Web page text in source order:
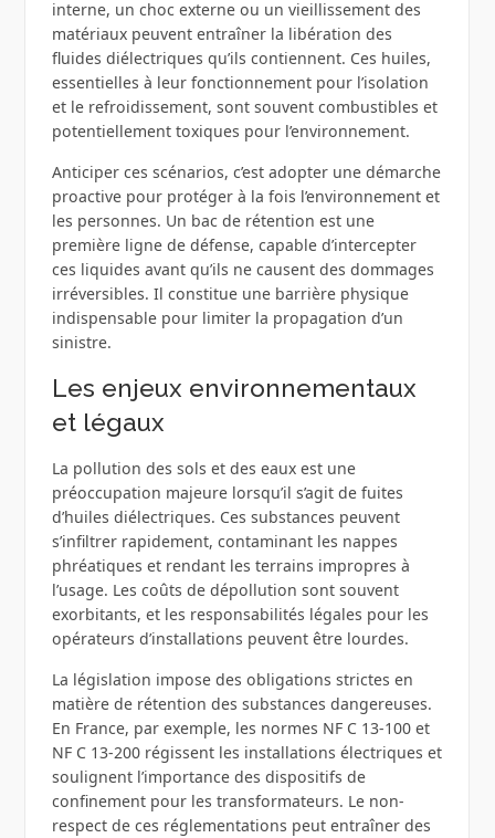
interne, un choc externe ou un vieillissement des
matériaux peuvent entraîner la libération des
fluides diélectriques qu’ils contiennent. Ces huiles,
essentielles à leur fonctionnement pour l’isolation
et le refroidissement, sont souvent combustibles et
potentiellement toxiques pour l’environnement.
Anticiper ces scénarios, c’est adopter une démarche
proactive pour protéger à la fois l’environnement et
les personnes. Un bac de rétention est une
première ligne de défense, capable d’intercepter
ces liquides avant qu’ils ne causent des dommages
irréversibles. Il constitue une barrière physique
indispensable pour limiter la propagation d’un
sinistre.
Les enjeux environnementaux
et légaux
La pollution des sols et des eaux est une
préoccupation majeure lorsqu’il s’agit de fuites
d’huiles diélectriques. Ces substances peuvent
s’infiltrer rapidement, contaminant les nappes
phréatiques et rendant les terrains impropres à
l’usage. Les coûts de dépollution sont souvent
exorbitants, et les responsabilités légales pour les
opérateurs d’installations peuvent être lourdes.
La législation impose des obligations strictes en
matière de rétention des substances dangereuses.
En France, par exemple, les normes NF C 13-100 et
NF C 13-200 régissent les installations électriques et
soulignent l’importance des dispositifs de
confinement pour les transformateurs. Le non-
respect de ces réglementations peut entraîner des